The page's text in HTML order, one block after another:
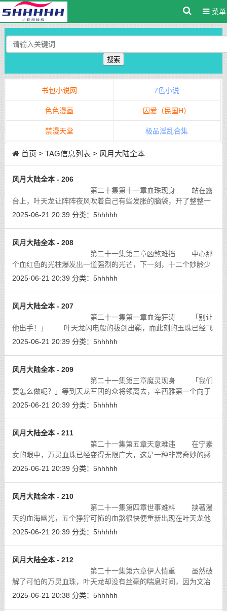
菜单
搜索
书包小说网 7色小说
色色漫画 囚爱（民国H）
禁漫天堂 极品淫乱合集
首页 > TAG信息列表 > 风月大陆全本
风月大陆全本 - 206
第二十集第十一章血珠现身 站在露
台上，叶天龙让阵阵夜风吹着自己有些发胀的脑袋，开了整整一
个下午的会议，他实在是连脑袋也有些发疼了。
2025-06-21 20:39 分类： 5hhhhh
风月大陆全本 - 208
第二十一集第二章凶煞难挡 中心那
个血红色的光柱爆发出一道强烈的光芒，下一刻，十二个妙龄少
女组成的圆环出现在青色枪影的前方，她们的脸上都带著天真无
2025-06-21 20:39 分类： 5hhhhh
风月大陆全本 - 207
第二十一集第一章血海狂涛 「别让
他出手！」 叶天龙闪电般的拔剑出鞘，而此刻的玉珠已经飞
身冲出，因为她已经从血手天蝎的眼神中看到一丝非常不妙的预
2025-06-21 20:39 分类： 5hhhhh
风月大陆全本 - 209
第二十一集第三章魔灵现身 「我们
要怎么做呢？」等到天龙军团的众将领离去，辛西雅第一个向于
凤舞发问。[详细]
2025-06-21 20:39 分类： 5hhhhh
风月大陆全本 - 211
第二十一集第五章天意难违 在宁素
女的眼中，万灵血珠已经变得无限广大，这是一种非常奇妙的感
觉，明明是一颗不过寸半大小的圆柱，但却好像占据了她全部的
2025-06-21 20:39 分类： 5hhhhh
风月大陆全本 - 210
第二十一集第四章世事难料 挟著漫
天的血海幽光，五个狰狞可怖的血煞很快便重新出现在叶天龙他
们的面前。在万灵血珠所产生的血海幻境之中，他们是不死不灭
2025-06-21 20:39 分类： 5hhhhh
风月大陆全本 - 212
第二十一集第六章伊人情重 虽然破
解了可怕的万灵血珠，叶天龙却没有丝毫的喘息时间，因为文冶
达等人的逃脱使得天龙军团的上下都不得安心，一场大规模的搜
2025-06-21 20:38 分类： 5hhhhh